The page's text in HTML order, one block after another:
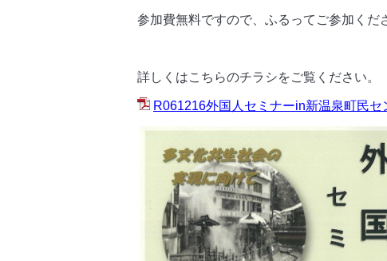
参加費無料ですので、ふるってご参加くだ
詳しくはこちらのチラシをご覧ください。
R061216外国人セミナーin新温泉町民セ